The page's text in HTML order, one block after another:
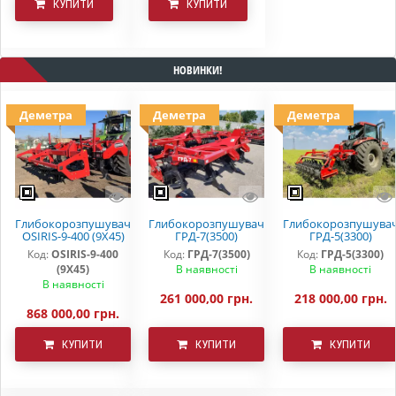
КУПИТИ КУПИТИ
НОВИНКИ!
Деметра
Глибокорозпушувач
OSIRIS-9-400 (9Х45)
Код:OSIRIS-9-400
(9Х45)
В наявності
868 000,00 грн.
КУПИТИ
Деметра
Глибокорозпушувач
ГРД-7(3500)
Код: ГРД-7(3500)
В наявності
261 000,00 грн.
КУПИТИ
Деметра
ГРД-5(3300)
Код: ГРД-5(3300)
В наявності
218 000,00 грн.
КУПИТИ